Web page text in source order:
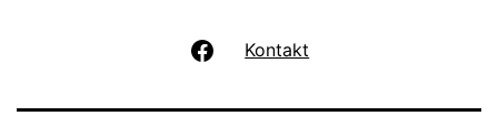
Facebook
Kontakt